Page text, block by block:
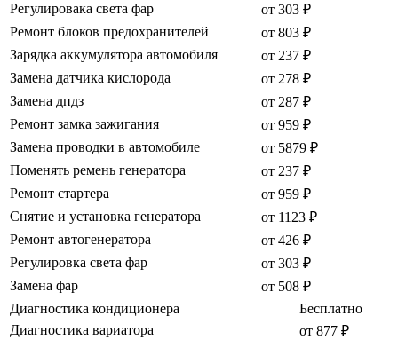
Регулировака света фар
от 303 ₽
Ремонт блоков предохранителей
от 803 ₽
Зарядка аккумулятора автомобиля
от 237 ₽
Замена датчика кислорода
от 278 ₽
Замена дпдз
от 287 ₽
Ремонт замка зажигания
от 959 ₽
Замена проводки в автомобиле
от 5879 ₽
Поменять ремень генератора
от 237 ₽
Ремонт стартера
от 959 ₽
Снятие и установка генератора
от 1123 ₽
Ремонт автогенератора
от 426 ₽
Регулировка света фар
от 303 ₽
Замена фар
от 508 ₽
Диагностика кондиционера
Бесплатно
Диагностика вариатора
от 877 ₽